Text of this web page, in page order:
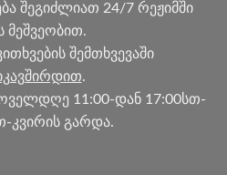
შეგიძლიათ 24/7 რეჟიმში
მეშვეობით.
შემთხვევაში
.
11:00-დან 17:00სთ-
კვირის გარდა.